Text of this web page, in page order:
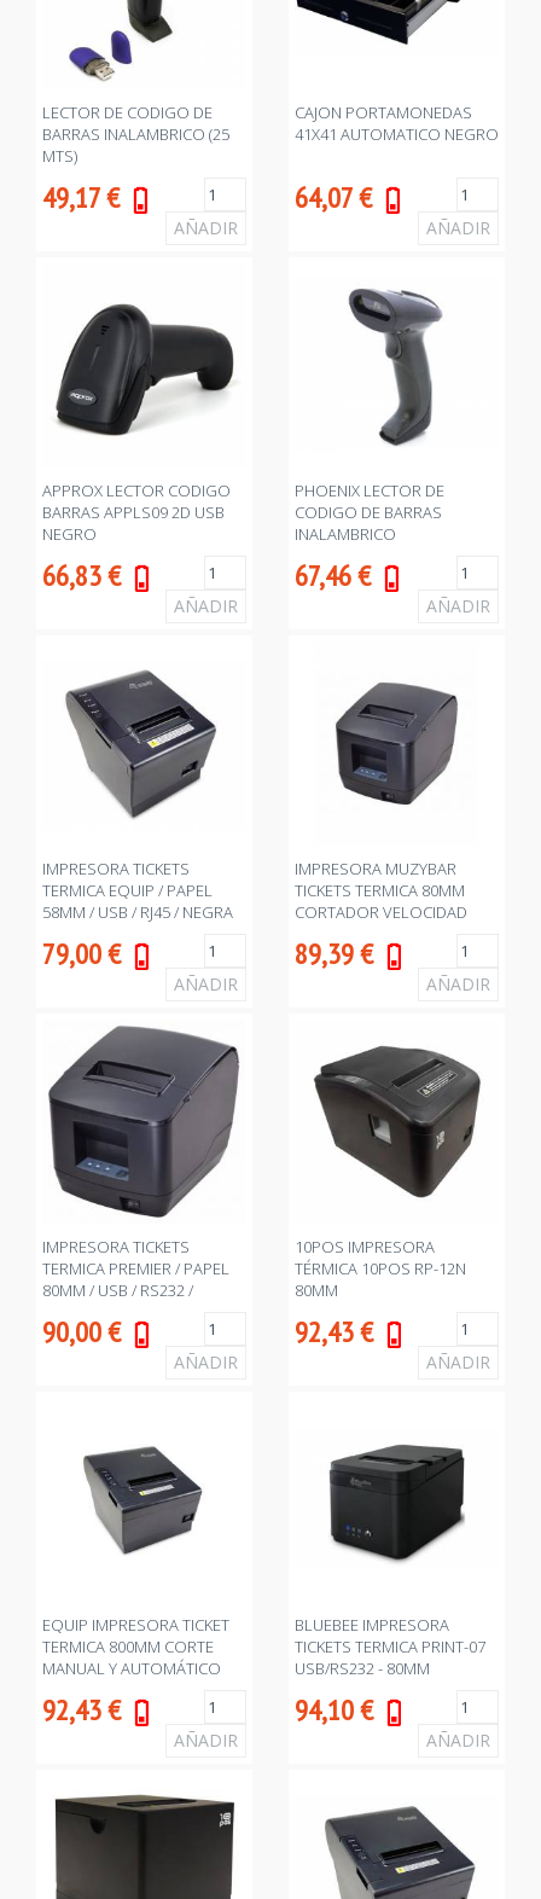
LECTOR DE CODIGO DE
BARRAS INALAMBRICO (25
MTS)
49,17€
CAJON PORTAMONEDAS
41X41 AUTOMATICO NEGRO
64,07€
APPROX LECTOR CODIGO
BARRAS APPLS09 2D USB
NEGRO
66,83€
PHOENIX LECTOR DE
CODIGO DE BARRAS
INALAMBRICO
67,46€
IMPRESORA TICKETS
TERMICA EQUIP / PAPEL
58MM / USB / RJ45 / NEGRA
79,00€
IMPRESORA MUZYBAR
TICKETS TERMICA 80MM
CORTADOR VELOCIDAD
89,39€
IMPRESORA TICKETS
TERMICA PREMIER / PAPEL
80MM / USB / RS232 /
90,00€
10POS IMPRESORA
TÉRMICA 10POS RP-12N
80MM
NEGRA
92,43€
EQUIP IMPRESORA TICKET
TERMICA 800MM CORTE
MANUAL Y AUTOMÁTICO
92,43€
BLUEBEE IMPRESORA
TICKETS TERMICA PRINT-07
USB/RS232 - 80MM
94,10€